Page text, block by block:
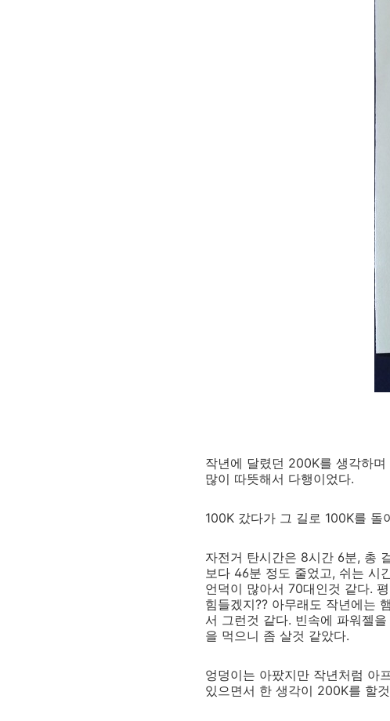
작년에 달렸던 200K를 생각하
많이 따뜻해서 다행이었다.
100K 갔다가 그 길로 100K를 돌
자전거 탄시간은 8시간 6분, 총
보다 46분 정도 줄었고, 쉬는 시
언덕이 많아서 70대인것 같다.
힘들겠지?? 아무래도 작년에는
서 그런것 같다. 빈속에 파워젤
을 먹으니 좀 살것 같았다.
엉덩이는 아팠지만 작년처럼 아
있으면서 한 생각이 200K를 할